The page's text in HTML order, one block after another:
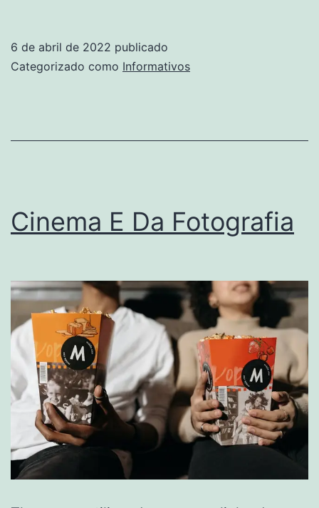
6 de abril de 2022 publicado
Categorizado como Informativos
Cinema E Da Fotografia